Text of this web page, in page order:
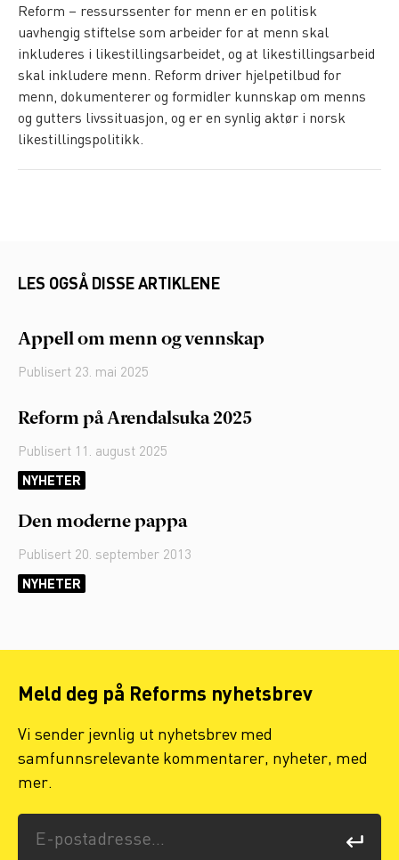
Reform – ressurssenter for menn er en politisk
uavhengig stiftelse som arbeider for at menn skal
inkluderes i likestillingsarbeidet, og at likestillingsarbeid
skal inkludere menn. Reform driver hjelpetilbud for
menn, dokumenterer og formidler kunnskap om menns
og gutters livssituasjon, og er en synlig aktør i norsk
likestillingspolitikk.
LES OGSÅ DISSE ARTIKLENE
Appell om menn og vennskap
Publisert 23. mai 2025
Reform på Arendalsuka 2025
Publisert 11. august 2025
NYHETER
Den moderne pappa
Publisert 20. september 2013
NYHETER
Meld deg på Reforms nyhetsbrev
Vi sender jevnlig ut nyhetsbrev med
samfunnsrelevante kommentarer, nyheter, med
mer.